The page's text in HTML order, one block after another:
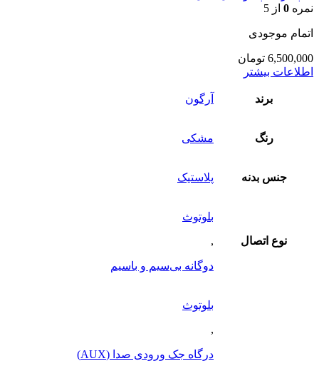
نمره 0 از 5
اتمام موجودی
6,500,000 تومان
اطلاعات بیشتر
برند آرگون
رنگ مشکی
جنس بدنه پلاستیک
نوع اتصال
بلوتوث
,
دوگانه بی‌سیم و باسیم
بلوتوث
,
درگاه جک ورودی صدا (AUX)